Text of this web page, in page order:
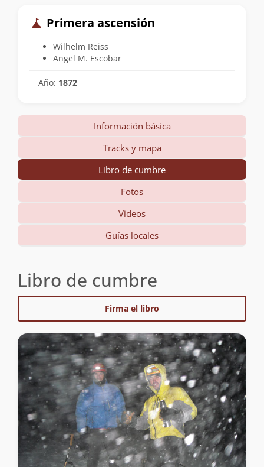
Primera ascensión
Wilhelm Reiss
Angel M. Escobar
Año: 1872
Información básica
Tracks y mapa
Libro de cumbre
Fotos
Videos
Guías locales
Libro de cumbre
Firma el libro